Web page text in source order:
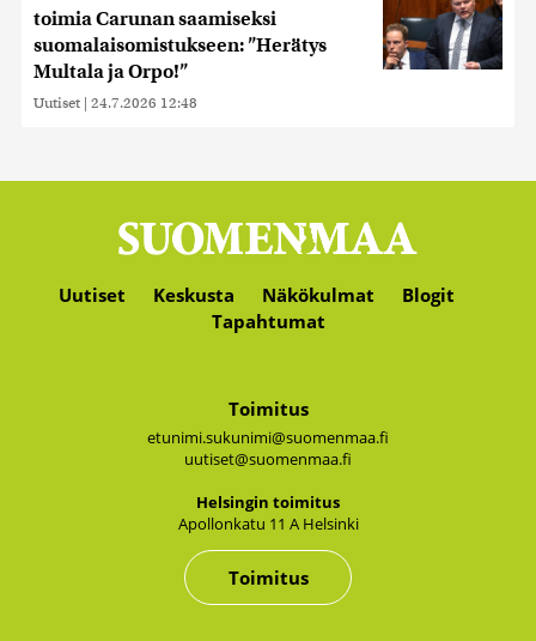
toimia Carunan saamiseksi
suomalaisomistukseen: ”Herätys
Multala ja Orpo!”
Uutiset | 24.7.2026 12:48
Uutiset Keskusta Näkökulmat
Blogit
Tapahtumat
Toimitus
etunimi.sukunimi@suomenmaa.fi
uutiset@suomenmaa.fi
Hel­sin­gin toi­mi­tus
Apol­lon­ka­tu 11 A Hel­sin­ki
Toimitus